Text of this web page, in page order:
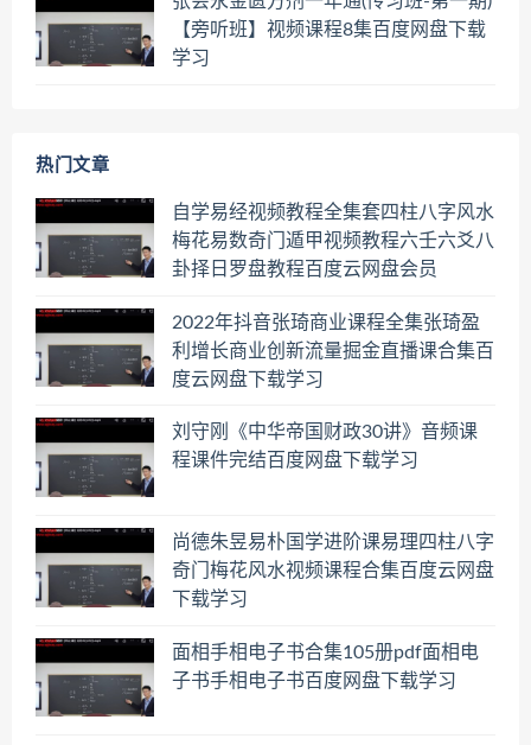
【旁听班】视频课程8集百度网盘下载
学习
热门文章
自学易经视频教程全集套四柱八字风水
梅花易数奇门遁甲视频教程六壬六爻八
卦择日罗盘教程百度云网盘会员
2022年抖音张琦商业课程全集张琦盈
利增长商业创新流量掘金直播课合集百
度云网盘下载学习
刘守刚《中华帝国财政30讲》音频课
程课件完结百度网盘下载学习
尚德朱昱易朴国学进阶课易理四柱八字
奇门梅花风水视频课程合集百度云网盘
下载学习
面相手相电子书合集105册pdf面相电
子书手相电子书百度网盘下载学习